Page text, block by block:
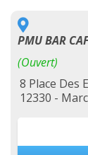
PMU BAR
(Ouvert)
8 Place Des
12330 -